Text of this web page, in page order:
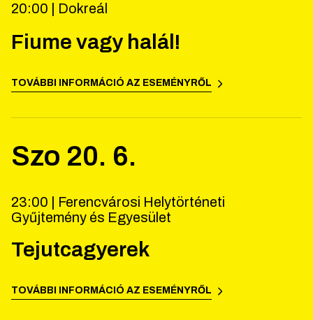
20:00 | Dokreál
Fiume vagy halál!
TOVÁBBI INFORMÁCIÓ AZ ESEMÉNYRŐL
Szo 20. 6.
23:00 | Ferencvárosi Helytörténeti
Gyűjtemény és Egyesület
Tejutcagyerek
TOVÁBBI INFORMÁCIÓ AZ ESEMÉNYRŐL